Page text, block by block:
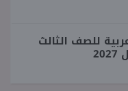
للصف الثالث